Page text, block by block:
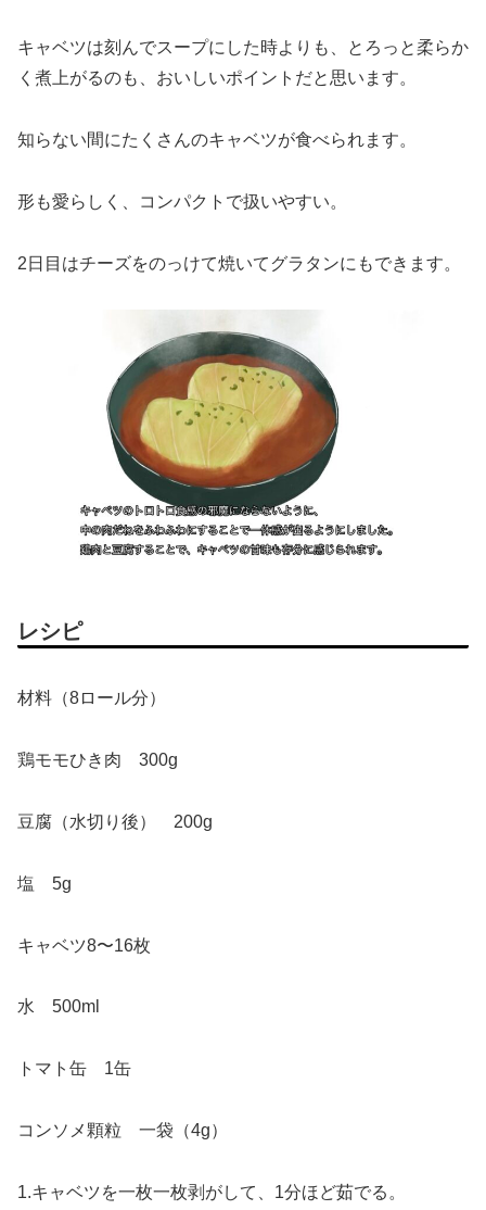
キャベツは刻んでスープにした時よりも、とろっと柔らか
く煮上がるのも、おいしいポイントだと思います。
知らない間にたくさんのキャベツが食べられます。
形も愛らしく、コンパクトで扱いやすい。
2日目はチーズをのっけて焼いてグラタンにもできます。
レシピ
材料（8ロール分）
鶏モモひき肉 300g
豆腐（水切り後） 200g
塩 5g
キャベツ8〜16枚
水 500ml
トマト缶 1缶
コンソメ顆粒 一袋（4g）
1.キャベツを一枚一枚剥がして、1分ほど茹でる。